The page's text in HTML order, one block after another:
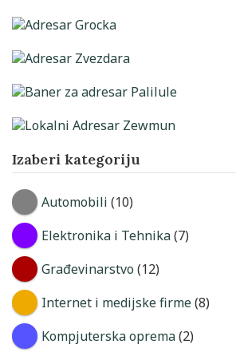
Izaberi kategoriju
Automobili (10)
Elektronika i Tehnika(7)
Građevinarstvo (12)
Internet i medijske firme(8)
Kompjuterska oprema(2)